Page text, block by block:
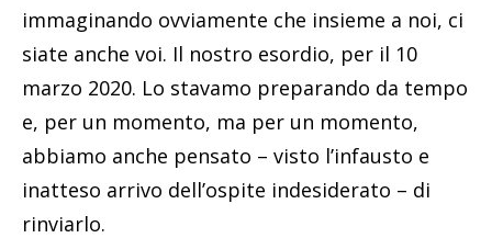
immaginando ovviamente che insieme a noi, ci
siate anche voi. Il nostro esordio, per il 10
marzo 2020. Lo stavamo preparando da tempo
e, per un momento, ma per un momento,
abbiamo anche pensato – visto l’infausto e
inatteso arrivo dell’ospite indesiderato – di
rinviarlo.